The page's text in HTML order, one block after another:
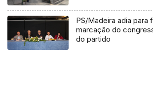
PS/Madeira adia para
marcação do
do partido